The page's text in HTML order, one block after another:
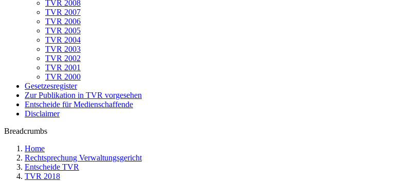
TVR 2008
TVR 2007
TVR 2006
TVR 2005
TVR 2004
TVR 2003
TVR 2002
TVR 2001
TVR 2000
Gesetzesregister
Zur Publikation in TVR vorgesehen
Entscheide für Medienschaffende
Disclaimer
Breadcrumbs
Home
Rechtsprechung Verwaltungsgericht
Entscheide TVR
TVR 2018